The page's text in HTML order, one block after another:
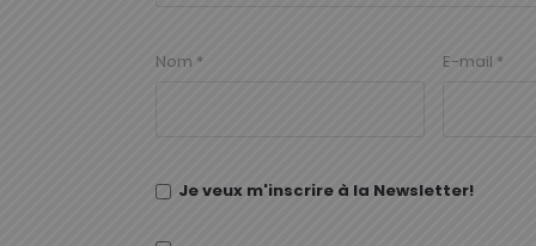
Nom * E-mail *
Je veux m'inscrire à la Newsletter!